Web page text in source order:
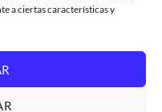
a ciertas características y